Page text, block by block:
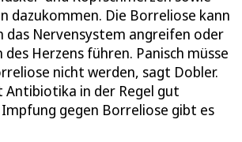
dazukommen. Die Borreliose kann
das Nervensystem angreifen oder
des Herzens führen. Panisch müsse
nicht werden, sagt Dobler.
Antibiotika in der Regel gut
Impfung gegen Borreliose gibt es